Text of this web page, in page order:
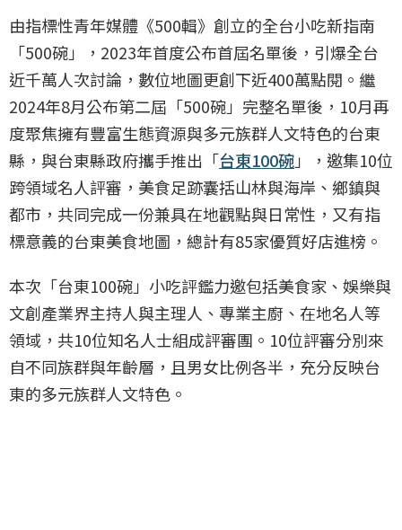
由指標性青年媒體《500輯》創立的全台小吃新指南
「500碗」，2023年首度公布首屆名單後，引爆全台
近千萬人次討論，數位地圖更創下近400萬點閱。繼
2024年8月公布第二屆「500碗」完整名單後，10月再
度聚焦擁有豐富生態資源與多元族群人文特色的台東
縣，與台東縣政府攜手推出「台東100碗」，邀集10位
跨領域名人評審，美食足跡囊括山林與海岸、鄉鎮與
都市，共同完成一份兼具在地觀點與日常性，又有指
標意義的台東美食地圖，總計有85家優質好店進榜。
本次「台東100碗」小吃評鑑力邀包括美食家、娛樂與
文創產業界主持人與主理人、專業主廚、在地名人等
領域，共10位知名人士組成評審團。10位評審分別來
自不同族群與年齡層，且男女比例各半，充分反映台
東的多元族群人文特色。